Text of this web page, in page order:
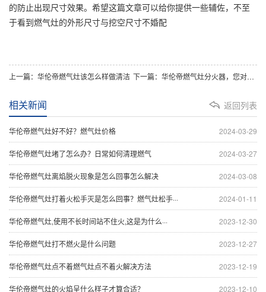
的防止出现尺寸效果。希望这篇文章可以给你提供一些辅佐，不至
于看到燃气灶的外形尺寸与挖空尺寸不婚配
上一篇：华伦帝燃气灶该怎么样做清洁 下一篇：华伦帝燃气灶分火器，您对其有多少了解？
返回列表
相关新闻
2024-03-29
华伦帝燃气灶好不好？燃气灶价格
2024-03-27
华伦帝燃气灶堵了怎么办？日常如何清理燃气
2024-03-08
华伦帝燃气灶离焰脱火现象是怎么回事怎么解决
2024-01-11
华伦帝燃气灶打着火松手灭是怎么回事？燃气灶松手···
2023-12-30
华伦帝燃气灶,使用不长时间站不住火,这是为什么···
2023-12-27
华伦帝燃气灶打不燃火是什么问题
2023-12-19
华伦帝燃气灶点不着燃气灶点不着火解决方法
2023-12-10
华伦帝燃气灶的火焰呈什么样子才算合适？